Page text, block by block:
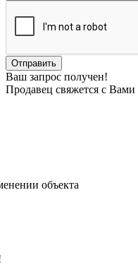
Ваш запрос получен!
Продавец свяжется с
объекта